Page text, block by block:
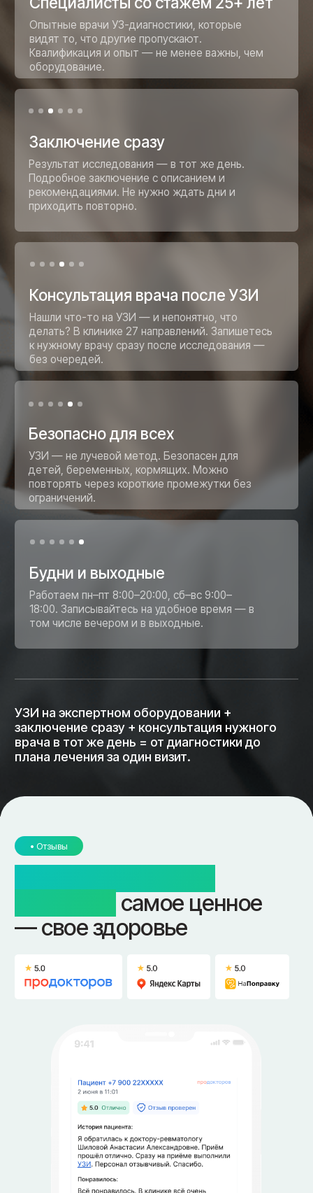
Жданюк Алексей Сергеевич
Основатель сети инновационных
медицинских центров «Клиника Боли»
жизни.
Как проходит УЗИ
— от записи до результата
• Этапы
Оставляете заявку на сайте или звоните.
Администратор запишет на удобное
время. Никаких очередей.
Звонок или заявка
(8 часов без еды). Для УЗИ малого
таза — наполненный мочевой пузырь.
Для остальных видов — специальная
подготовка не нужна.
Длится 15–30 минут. Комфортная
оборудование.
Исследование
Заключение
Если на УЗИ выявили изменения —
запишетесь к нужному специалисту прямо в
клинике. Гастроэнтеролог, гинеколог, уролог,
флеболог, невролог — все рядом.
Консультация врача